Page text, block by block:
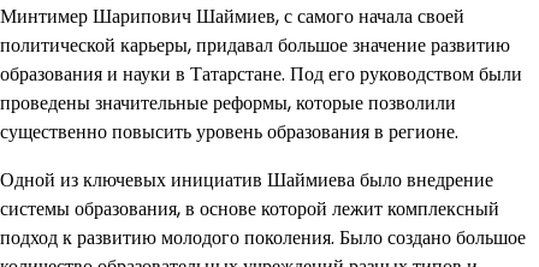
Минтимер Шарипович Шаймиев, с самого начала своей
политической карьеры, придавал большое значение развитию
образования и науки в Татарстане. Под его руководством были
проведены значительные реформы, которые позволили
существенно повысить уровень образования в регионе.
Одной из ключевых инициатив Шаймиева было внедрение
системы образования, в основе которой лежит комплексный
подход к развитию молодого поколения. Было создано большое